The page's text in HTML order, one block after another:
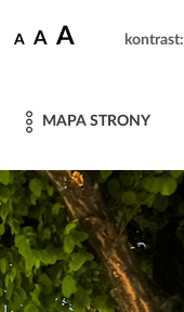
A A A kontrast:
MAPA STRONY